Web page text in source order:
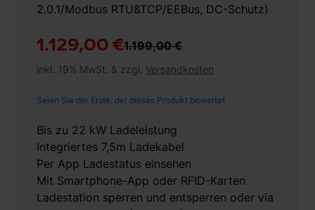
1.129,00 €1.199,00 €
inkl. 19% MwSt. & zzgl. Versandkosten
Seien Sie der Erste, der dieses Produkt bewertet
Bis zu 22 kW Ladeleistung
Integriertes 7,5m Ladekabel
Per App Ladestatus einsehen
Mit Smartphone-App oder RFID-Karten
Ladestation sperren und entsperren oder via
2.0.1/Modbus RTU&TCP/EEBus, DC-Schutz)